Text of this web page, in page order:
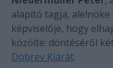
alapító tagja,
képviselője, hogy
közölte: döntéséről
Dobrev Klárát.